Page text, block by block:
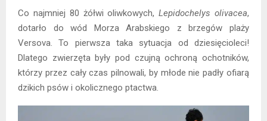
Co najmniej 80 żółwi oliwkowych,Lepidochelys olivacea,
dotarło do wód Morza Arabskiego z brzegów plaży
Versova. To pierwsza taka sytuacja od dziesięcioleci!
Dlatego zwierzęta były pod czujną ochroną ochotników,
którzy przez cały czas pilnowali, by młode nie padły ofiarą
dzikich psów i okolicznego ptactwa.